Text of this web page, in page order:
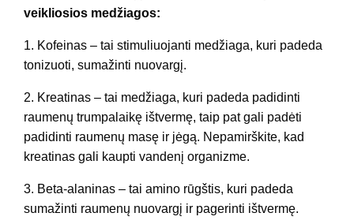
veikliosios medžiagos:
1. Kofeinas – tai stimuliuojanti medžiaga, kuri padeda
tonizuoti, sumažinti nuovargį.
2. Kreatinas – tai medžiaga, kuri padeda padidinti
raumenų trumpalaikę ištvermę, taip pat gali padėti
padidinti raumenų masę ir jėgą. Nepamirškite, kad
kreatinas gali kaupti vandenį organizme.
3. Beta-alaninas – tai amino rūgštis, kuri padeda
sumažinti raumenų nuovargį ir pagerinti ištvermę.